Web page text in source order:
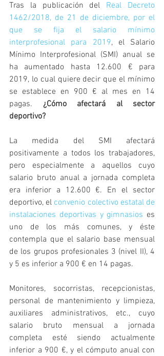
Tras la publicación del Real Decreto
1462/2018, de 21 de diciembre, por el
que se fija el salario mínimo
interprofesional para 2019, el Salario
Mínimo Interprofesional (SMI) anual se
ha aumentado hasta 12.600 € para
2019, lo cual quiere decir que el mínimo
se establece en 900 € al mes en 14
pagas. ¿Cómo afectará al sector
deportivo?
La medida del SMI afectará
positivamente a todos los trabajadores,
pero especialmente a aquellos cuyo
salario bruto anual a jornada completa
era inferior a 12.600 €. En el sector
deportivo, el convenio colectivo estatal de
instalaciones deportivas y gimnasios es
uno de los más comunes, y éste
contempla que el salario base mensual
de los grupos profesionales 3 (nivel II), 4
y 5 es inferior a 900 € en 14 pagas.
Monitores, socorristas, recepcionistas,
personal de mantenimiento y limpieza,
auxiliares administrativos, etc., cuyo
salario bruto mensual a jornada
completa esté siendo actualmente
inferior a 900 €, y el cómputo anual con